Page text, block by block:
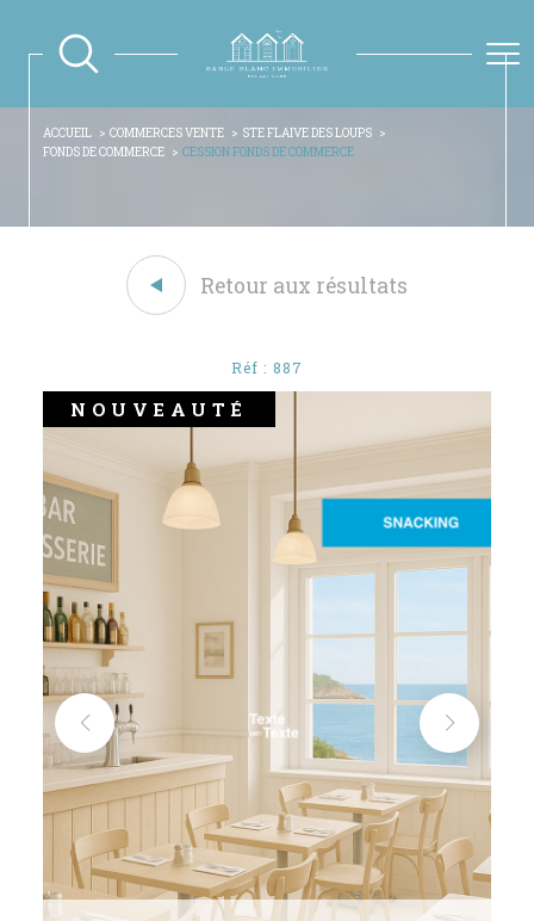
ACCUEIL COMMERCES VENTE
STE FLAIVE DES LOUPS
FONDS DE COMMERCE
CESSION FONDS DE COMMERCE
Retour aux résultats
Réf : 887
NOUVEAUTÉ